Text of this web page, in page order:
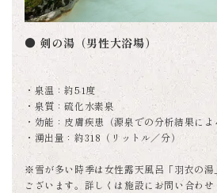
● 剣の湯（男性大浴場）
・泉温：約51度
・泉質：硫化水素泉
・効能：皮膚疾患（源泉での分析結果によ
・湧出量：約318（リットル／分）
※雪が多い時季は女性露天風呂「羽衣の湯
ございます。詳しくは施設にお問い合わせ